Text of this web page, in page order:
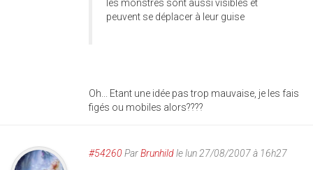
les monstres sont aussi visibles et
peuvent se déplacer à leur guise
Oh... Etant une idée pas trop mauvaise, je les fais
figés ou mobiles alors????
#54260 ParBrunhildle lun 27/08/2007 à 16h27